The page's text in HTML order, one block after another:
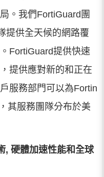
。我們FortiGuard團
提供全天候的網路覆
FortiGuard提供快速
提供應對新的和正在
服務部門可以為Fortin
其服務團隊分布於美
, 硬體加速性能和全球